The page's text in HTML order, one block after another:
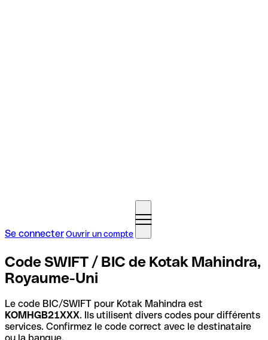
Se connecterOuvrir un compte
Code SWIFT / BIC de Kotak Mahindra,
Royaume-Uni
Le code BIC/SWIFT pour Kotak Mahindra est
KOMHGB21XXX. Ils utilisent divers codes pour différents
services. Confirmez le code correct avec le destinataire